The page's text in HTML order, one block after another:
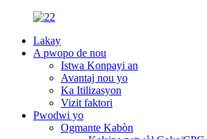
Lakay
A pwopo de nou
Istwa Konpayi an
Avantaj nou yo
Ka Itilizasyon
Vizit faktori
Pwodwi yo
Ogmante Kabòn